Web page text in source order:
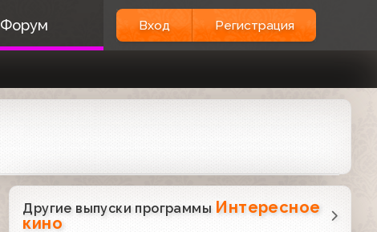
Форум Вход Регистрация
Другие выпуски программы Интересное
кино